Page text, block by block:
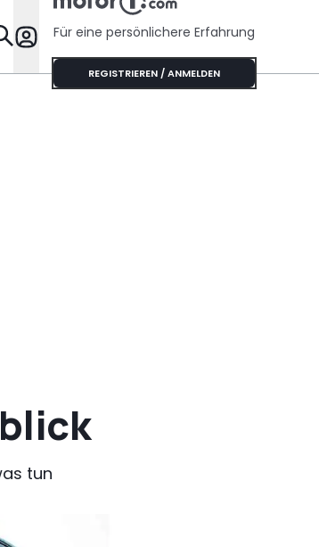
Specials
Für eine persönlichere Erfahrung
REGISTRIEREN / ANMELDEN
tun